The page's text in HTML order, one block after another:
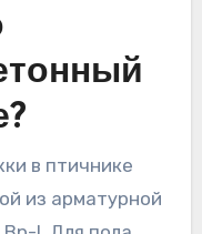
в птичнике
из арматурной